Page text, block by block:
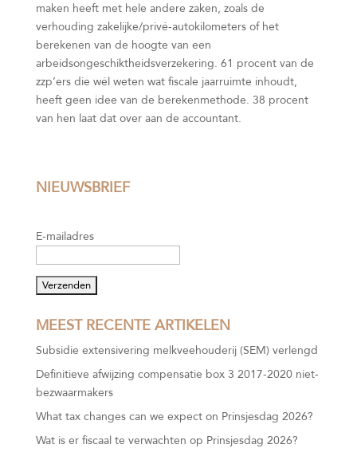
maken heeft met hele andere zaken, zoals de
verhouding zakelijke/privé-autokilometers of het
berekenen van de hoogte van een
arbeidsongeschiktheidsverzekering. 61 procent van de
zzp’ers die wél weten wat fiscale jaarruimte inhoudt,
heeft geen idee van de berekenmethode. 38 procent
van hen laat dat over aan de accountant.
NIEUWSBRIEF
E-mailadres
MEEST RECENTE ARTIKELEN
Subsidie extensivering melkveehouderij (SEM) verlengd
Definitieve afwijzing compensatie box 3 2017-2020 niet-
bezwaarmakers
What tax changes can we expect on Prinsjesdag 2026?
Wat is er fiscaal te verwachten op Prinsjesdag 2026?